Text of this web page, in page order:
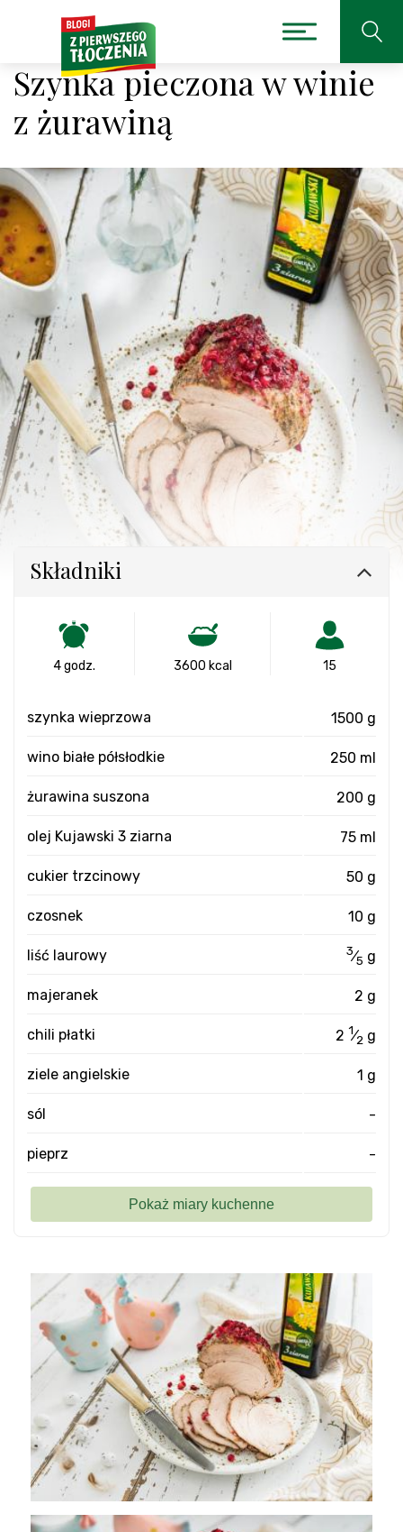
Szynka pieczona w winie
z żurawiną
Składniki
4 godz. 3600 kcal 15
szynka wieprzowa 1500 g
wino białe półsłodkie 250 ml
żurawina suszona 200 g
olej Kujawski 3 ziarna 75 ml
cukier trzcinowy 50 g
czosnek 10 g
liść laurowy 3⁄5 g
majeranek 2 g
chili płatki 2 1⁄2 g
ziele angielskie 1 g
sól -
pieprz -